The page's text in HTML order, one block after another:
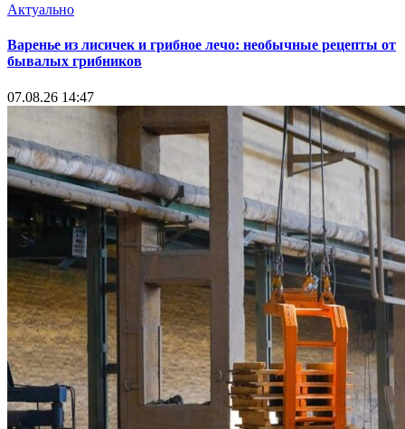
Актуально
Варенье из лисичек и грибное лечо: необычные рецепты от
бывалых грибников
07.08.26 14:47